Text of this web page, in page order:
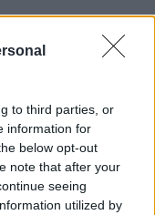
to third parties, or
information for
below opt-out
note that after your
seeing
utilized by
διάσωσης
φαινόμενα δεν